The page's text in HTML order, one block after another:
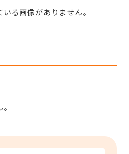
る画像がありません。